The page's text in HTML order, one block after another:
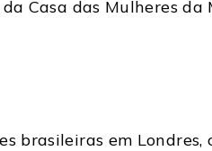
Casa das Mulheres da
brasileiras em Londres,